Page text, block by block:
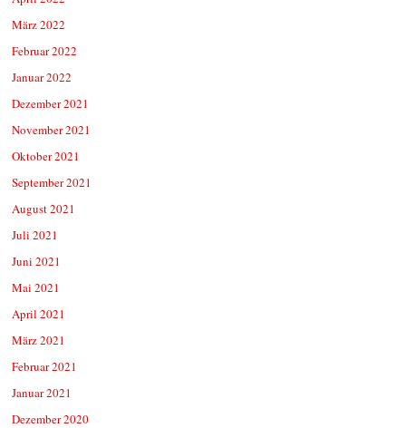
März 2022
Februar 2022
Januar 2022
Dezember 2021
November 2021
Oktober 2021
September 2021
August 2021
Juli 2021
Juni 2021
Mai 2021
April 2021
März 2021
Februar 2021
Januar 2021
Dezember 2020